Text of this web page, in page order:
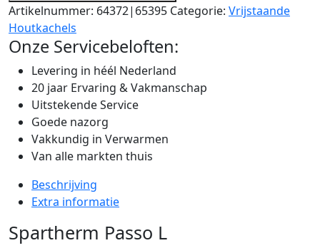
Artikelnummer: 64372|65395 Categorie: Vrijstaande
Houtkachels
Onze Servicebeloften:
Levering in héél Nederland
20 jaar Ervaring & Vakmanschap
Uitstekende Service
Goede nazorg
Vakkundig in Verwarmen
Van alle markten thuis
Beschrijving
Extra informatie
Spartherm Passo L